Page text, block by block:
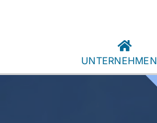
UNTERNEHMEN
Schienenverkehr